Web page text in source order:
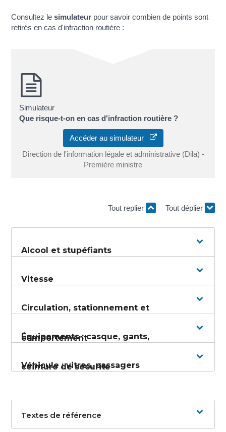
Consultez lesimulateur pour savoir combien de points sont
retirés en cas d'infraction routière :
Simulateur
Que risque-t-on en cas d'infraction routière ?
Accéder au simulateur
Direction de l'information légale et administrative (Dila) -
Première ministre
Tout replier Tout déplier
Alcool et stupéfiants
Vitesse
Circulation, stationnement et
comportement
Équipements : casque, gants,
ceinture de sécurité
Véhicule : vitres, passagers
Textes de référence